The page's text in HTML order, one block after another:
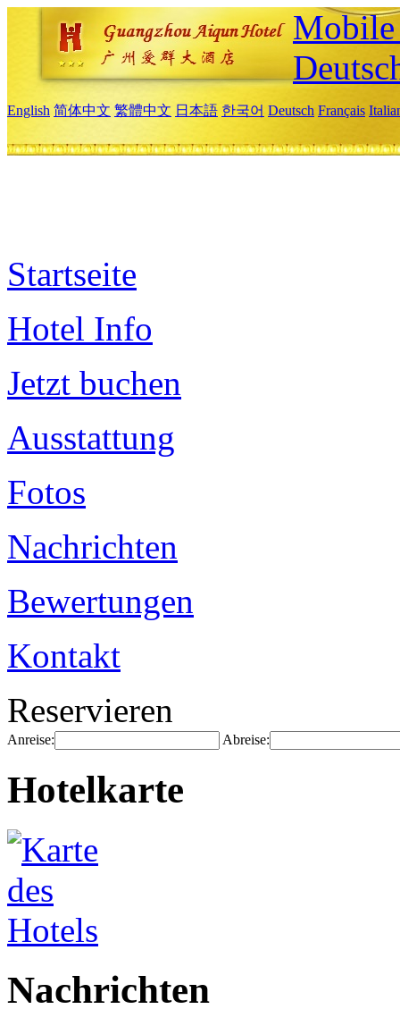
English 简体中文 繁體中文 日本語 한국어 Deutsch Français
Startseite
Hotel Info
Jetzt buchen
Ausstattung
Fotos
Nachrichten
Bewertungen
Kontakt
Reservieren
Anreise: Abreise:
Hotelkarte
Nachrichten